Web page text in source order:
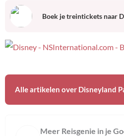
Boek je treintickets naar
Alle artikelen over Disneyland
Meer Reisgenie in je